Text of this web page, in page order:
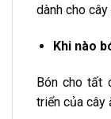
dành cho
Khi nào
Bón cho tất
triển của cây